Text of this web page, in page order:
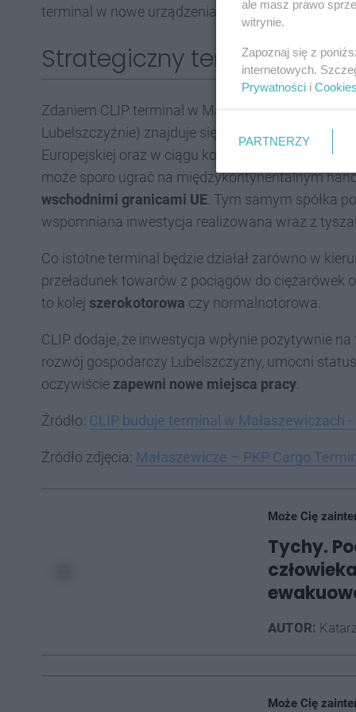
terminal w nowe urządzenia przeładunkowe oraz
Strategiczny terminal w
Zdaniem CLIP terminal w Małaszewiczach
Lubelszczyźnie) znajduje się w bardzo
Europejskiej oraz w ciągu korytarzy
może sporo ugrać na międzykontynentalnym
wschodnimi granicami UE . Tym samym spółka
wspomniana inwestycja realizowana wraz z
Co istotne terminal będzie działał zarówno w
przeładunek towarów z pociągów do ciężarówek
to kolej szerokotorowa czy normalnotorowa.
CLIP dodaje, że inwestycja wpłynie pozytywnie
rozwój gospodarczy Lubelszczyzny, umocni
oczywiście zapewni nowe miejsca pracy
Źródło: CLIP buduje terminal w Małaszewiczach
Źródło zdjęcia: Małaszewicze – PKP Cargo
Może Cię
Tychy.
AUTOR:
Może Cię
ale masz prawo
witrynie.
Zapoznaj się z
internetowych.
Prywatności i Cookies
PARTNERZY